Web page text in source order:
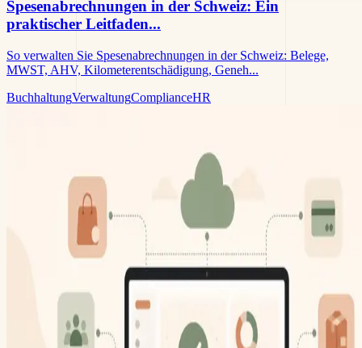
Spesenabrechnungen in der Schweiz: Ein
praktischer Leitfaden...
So verwalten Sie Spesenabrechnungen in der Schweiz: Belege,
MWST, AHV, Kilometerentschädigung, Geneh...
BuchhaltungVerwaltungComplianceHR